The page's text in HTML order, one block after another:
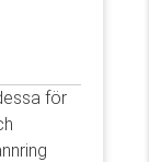
för